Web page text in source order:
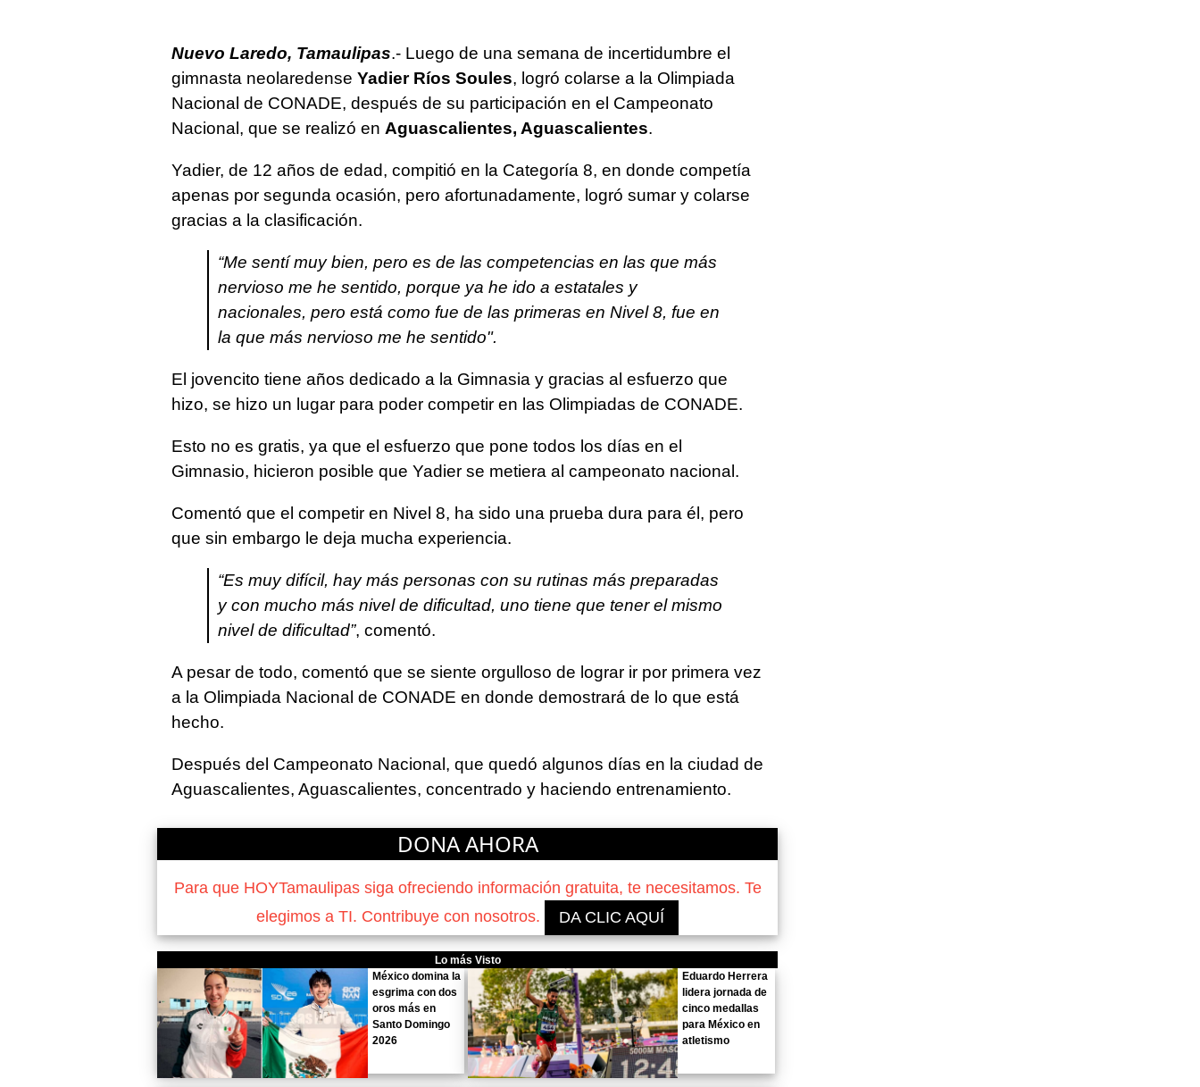
Nuevo Laredo, Tamaulipas.- Luego de una semana de incertidumbre el
gimnasta neolaredense Yadier Ríos Soules, logró colarse a la Olimpiada
Nacional de CONADE, después de su participación en el Campeonato
Nacional, que se realizó en Aguascalientes, Aguascalientes.
Yadier, de 12 años de edad, compitió en la Categoría 8, en donde competía
apenas por segunda ocasión, pero afortunadamente, logró sumar y colarse
gracias a la clasificación.
“Me sentí muy bien, pero es de las competencias en las que más
nervioso me he sentido, porque ya he ido a estatales y
nacionales, pero está como fue de las primeras en Nivel 8, fue en
la que más nervioso me he sentido".
El jovencito tiene años dedicado a la Gimnasia y gracias al esfuerzo que
hizo, se hizo un lugar para poder competir en las Olimpiadas de CONADE.
Esto no es gratis, ya que el esfuerzo que pone todos los días en el
Gimnasio, hicieron posible que Yadier se metiera al campeonato nacional.
Comentó que el competir en Nivel 8, ha sido una prueba dura para él, pero
que sin embargo le deja mucha experiencia.
“Es muy difícil, hay más personas con su rutinas más preparadas
y con mucho más nivel de dificultad, uno tiene que tener el mismo
nivel de dificultad”, comentó.
A pesar de todo, comentó que se siente orgulloso de lograr ir por primera vez
a la Olimpiada Nacional de CONADE en donde demostrará de lo que está
hecho.
Después del Campeonato Nacional, que quedó algunos días en la ciudad de
Aguascalientes, Aguascalientes, concentrado y haciendo entrenamiento.
DONA AHORA
Para que HOYTamaulipas siga ofreciendo información gratuita, te necesitamos. Te
elegimos a TI. Contribuye con nosotros.
DA CLIC AQUÍ
Lo más Visto
México domina la
esgrima con dos
oros más en
Santo Domingo
2026
Eduardo Herrera
lidera jornada de
cinco medallas
para México en
atletismo